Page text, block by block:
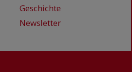
Geschichte
Newsletter